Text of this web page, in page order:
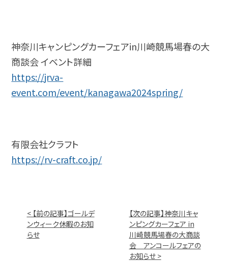
神奈川キャンピングカーフェアin川崎競馬場春の大
商談会 イベント詳細
https://jrva-
event.com/event/kanagawa2024spring/
有限会社クラフト
https://rv-craft.co.jp/
< 【前の記事】ゴールデ
ンウィーク休暇のお知
らせ
【次の記事】神奈川キャ
ンピングカーフェア in
川崎競馬場春の大商談
会 アンコールフェアの
お知らせ >